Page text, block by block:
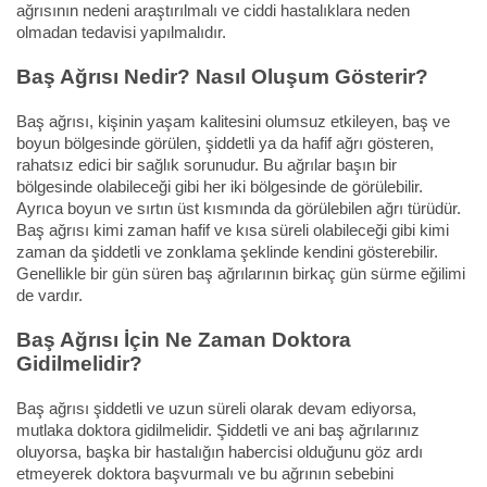
ağrısının nedeni araştırılmalı ve ciddi hastalıklara neden
olmadan tedavisi yapılmalıdır.
Baş Ağrısı Nedir? Nasıl Oluşum Gösterir?
Baş ağrısı, kişinin yaşam kalitesini olumsuz etkileyen, baş ve
boyun bölgesinde görülen, şiddetli ya da hafif ağrı gösteren,
rahatsız edici bir sağlık sorunudur. Bu ağrılar başın bir
bölgesinde olabileceği gibi her iki bölgesinde de görülebilir.
Ayrıca boyun ve sırtın üst kısmında da görülebilen ağrı türüdür.
Baş ağrısı kimi zaman hafif ve kısa süreli olabileceği gibi kimi
zaman da şiddetli ve zonklama şeklinde kendini gösterebilir.
Genellikle bir gün süren baş ağrılarının birkaç gün sürme eğilimi
de vardır.
Baş Ağrısı İçin Ne Zaman Doktora
Gidilmelidir?
Baş ağrısı şiddetli ve uzun süreli olarak devam ediyorsa,
mutlaka doktora gidilmelidir. Şiddetli ve ani baş ağrılarınız
oluyorsa, başka bir hastalığın habercisi olduğunu göz ardı
etmeyerek doktora başvurmalı ve bu ağrının sebebini